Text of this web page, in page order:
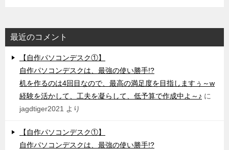
最近のコメント
【自作パソコンデスク①】
自作パソコンデスクは、最強の使い勝手!?
机を作るのは4回目なので、最高の満足度を目指しますぅ～w
経験を活かして、工夫を凝らして、低予算で作成中よ～♪ に
jagdtiger2021 より
【自作パソコンデスク①】
自作パソコンデスクは、最強の使い勝手!?